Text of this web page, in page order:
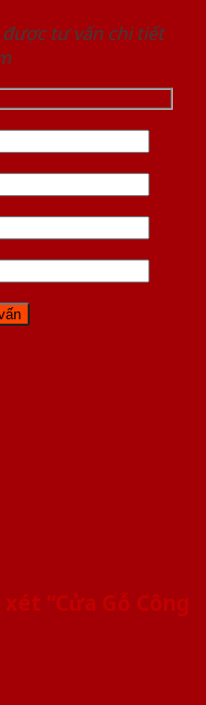
tư vấn chi tiết
“Cửa Gỗ Công